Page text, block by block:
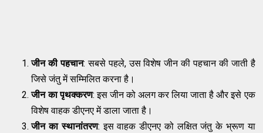
जीन की पहचान: सबसे पहले, उस विशेष जीन की पहचान की जाती है
जिसे जंतु में सम्मिलित करना है।
जीन का पृथक्करण: इस जीन को अलग कर लिया जाता है और इसे एक
विशेष वाहक डीएनए में डाला जाता है।
जीन का स्थानांतरण: इस वाहक डीएनए को लक्षित जंतु के भ्रूण या